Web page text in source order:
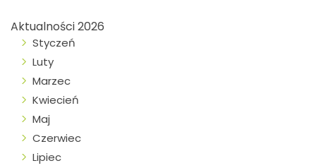
Aktualności 2026
Styczeń
Luty
Marzec
Kwiecień
Maj
Czerwiec
Lipiec